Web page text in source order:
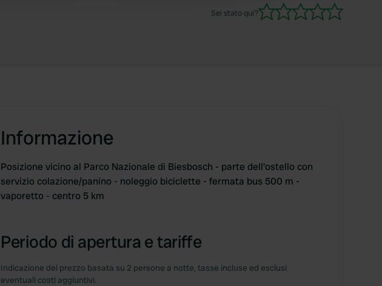
Sei stato qui?
Informazione
Posizione vicino al Parco Nazionale di Biesbosch - parte dell'ostello con
servizio colazione/panino - noleggio biciclette - fermata bus 500 m -
vaporetto - centro 5 km
Periodo di apertura e tariffe
Indicazione del prezzo basata su 2 persone a notte, tasse incluse ed esclusi
eventuali costi aggiuntivi.